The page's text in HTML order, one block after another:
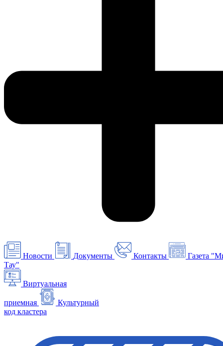
Новости Документы Контакты
Газета
Тау"
Виртуальная
приемная
Культурный
код кластера